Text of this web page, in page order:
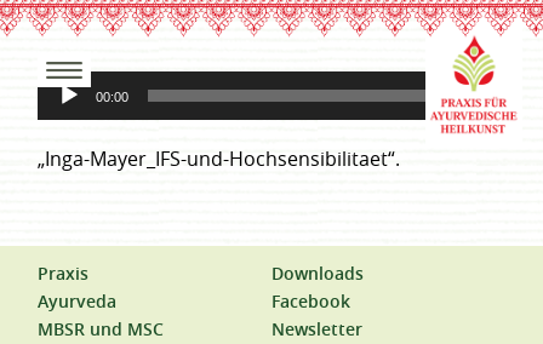
Audio-
Player
00:00 00:00
„Inga-Mayer_IFS-und-Hochsensibilitaet“.
Praxis
Ayurveda
MBSR und MSC
Downloads
Facebook
Newsletter